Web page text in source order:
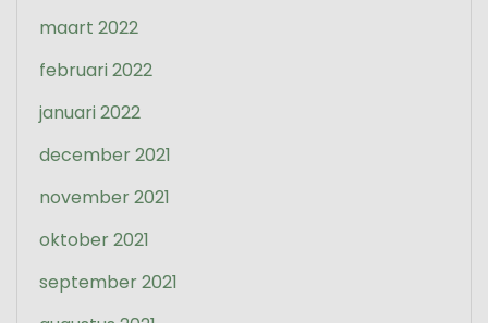
maart 2022
februari 2022
januari 2022
december 2021
november 2021
oktober 2021
september 2021